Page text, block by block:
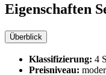
Eigenschaften
Überblick
Klassifizierung: 4
Preisniveau: